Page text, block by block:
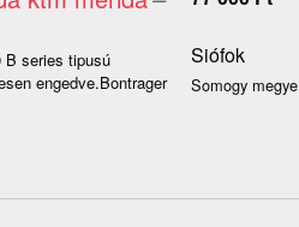
B series tipusú
engedve.Bontrager
Siófok
Somogy megye